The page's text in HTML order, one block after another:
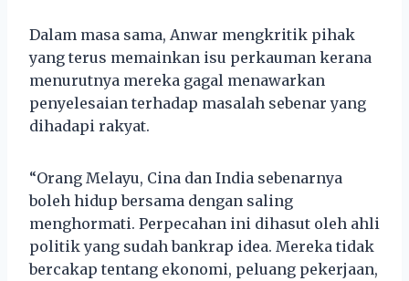
Dalam masa sama, Anwar mengkritik pihak
yang terus memainkan isu perkauman kerana
menurutnya mereka gagal menawarkan
penyelesaian terhadap masalah sebenar yang
dihadapi rakyat.
“Orang Melayu, Cina dan India sebenarnya
boleh hidup bersama dengan saling
menghormati. Perpecahan ini dihasut oleh ahli
politik yang sudah bankrap idea. Mereka tidak
bercakap tentang ekonomi, peluang pekerjaan,